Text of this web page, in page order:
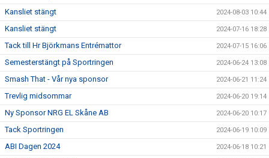
Kansliet stängt 2024-08-03 10:44
Kansliet stängt 2024-07-16 18:28
Tack till Hr Björkmans Entrémattor 2024-07-15 16:06
Semesterstängt på Sportringen 2024-06-24 13:08
Smash That - Vår nya sponsor 2024-06-21 11:24
Trevlig midsommar 2024-06-20 19:14
Ny Sponsor NRG EL Skåne AB 2024-06-20 10:17
Tack Sportringen 2024-06-19 10:09
ABI Dagen 2024 2024-06-18 10:21